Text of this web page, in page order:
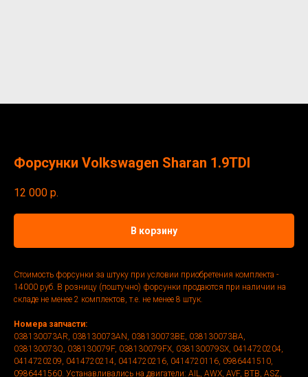
Форсунки Volkswagen Sharan 1.9TDI
12 000 р.
В корзину
Стоимость форсунки за штуку при условии приобретения комплекта -
14000 руб. В розницу (поштучно) форсунки продаются при наличии на
складе не менее 2 комплектов, т.е. не менее 8 штук.
Номера запчасти:
038130073AR, 038130073AN, 038130073BE, 038130073BA,
038130073Q, 038130079F, 038130079FX, 038130079SX, 0414720204,
0414720209, 0414720214, 0414720216, 0414720116, 0986441510,
0986441560. Устанавливались на двигатели: AIL, AWX, AVF, BTB, ASZ,